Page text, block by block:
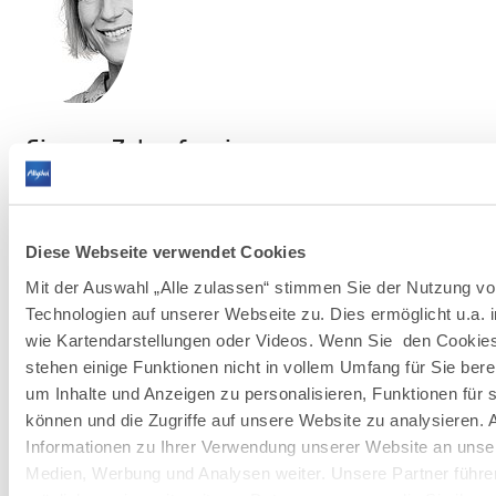
Diese Webseite verwendet Cookies
Mit der Auswahl „Alle zulassen“ stimmen Sie der Nutzung
Technologien auf unserer Webseite zu. Dies ermöglicht u.a.
wie Kartendarstellungen oder Videos. Wenn Sie den
stehen einige Funktionen nicht in vollem Umfang für Sie
um Inhalte und Anzeigen zu personalisieren, Funktionen für
können und die Zugriffe auf unsere Website zu analysieren.
Informationen zu Ihrer Verwendung unserer Website an
Medien, Werbung und Analysen weiter. Unsere Partner
Simone Zehnpfennig
Pressesprecherin, Unternehmenskommunikation, Geschäftsfeld